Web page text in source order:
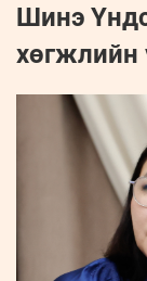
Шинэ
хөгжлийн